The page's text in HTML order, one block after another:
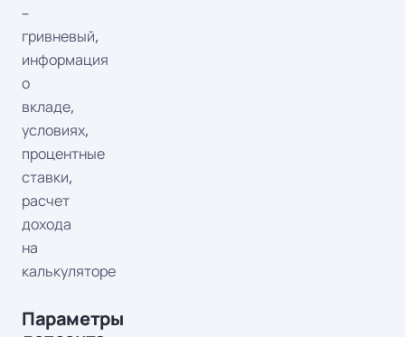
–
гривневый,
информация
о
вкладе,
условиях,
процентные
ставки,
расчет
дохода
на
калькуляторе
Параметры